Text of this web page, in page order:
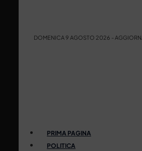
DOMENICA 9 AGOSTO 2026 -
PRIMA PAGINA
POLITICA